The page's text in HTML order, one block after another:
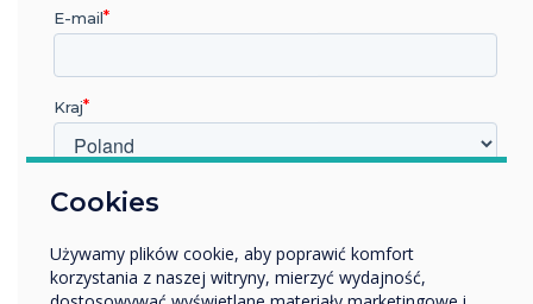
demo pod adresem
Cookies
Używamy plików cookie, aby poprawić komfort
korzystania z naszej witryny, mierzyć wydajność,
E-mail
Kraj
W jakiej branży pracujesz?
Przedsiębiorstwo
Inne